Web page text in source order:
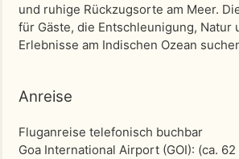
und ruhige Rückzugsorte am Meer.
für Gäste, die Entschleunigung, Natur
Erlebnisse am Indischen Ozean
Anreise
Fluganreise telefonisch buchbar
Goa International Airport (GOI): (ca.